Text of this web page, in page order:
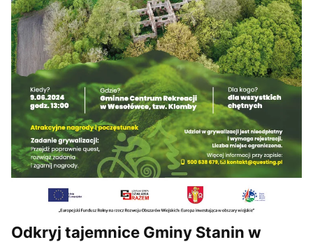
Odkryj tajemnice Gminy Stanin w